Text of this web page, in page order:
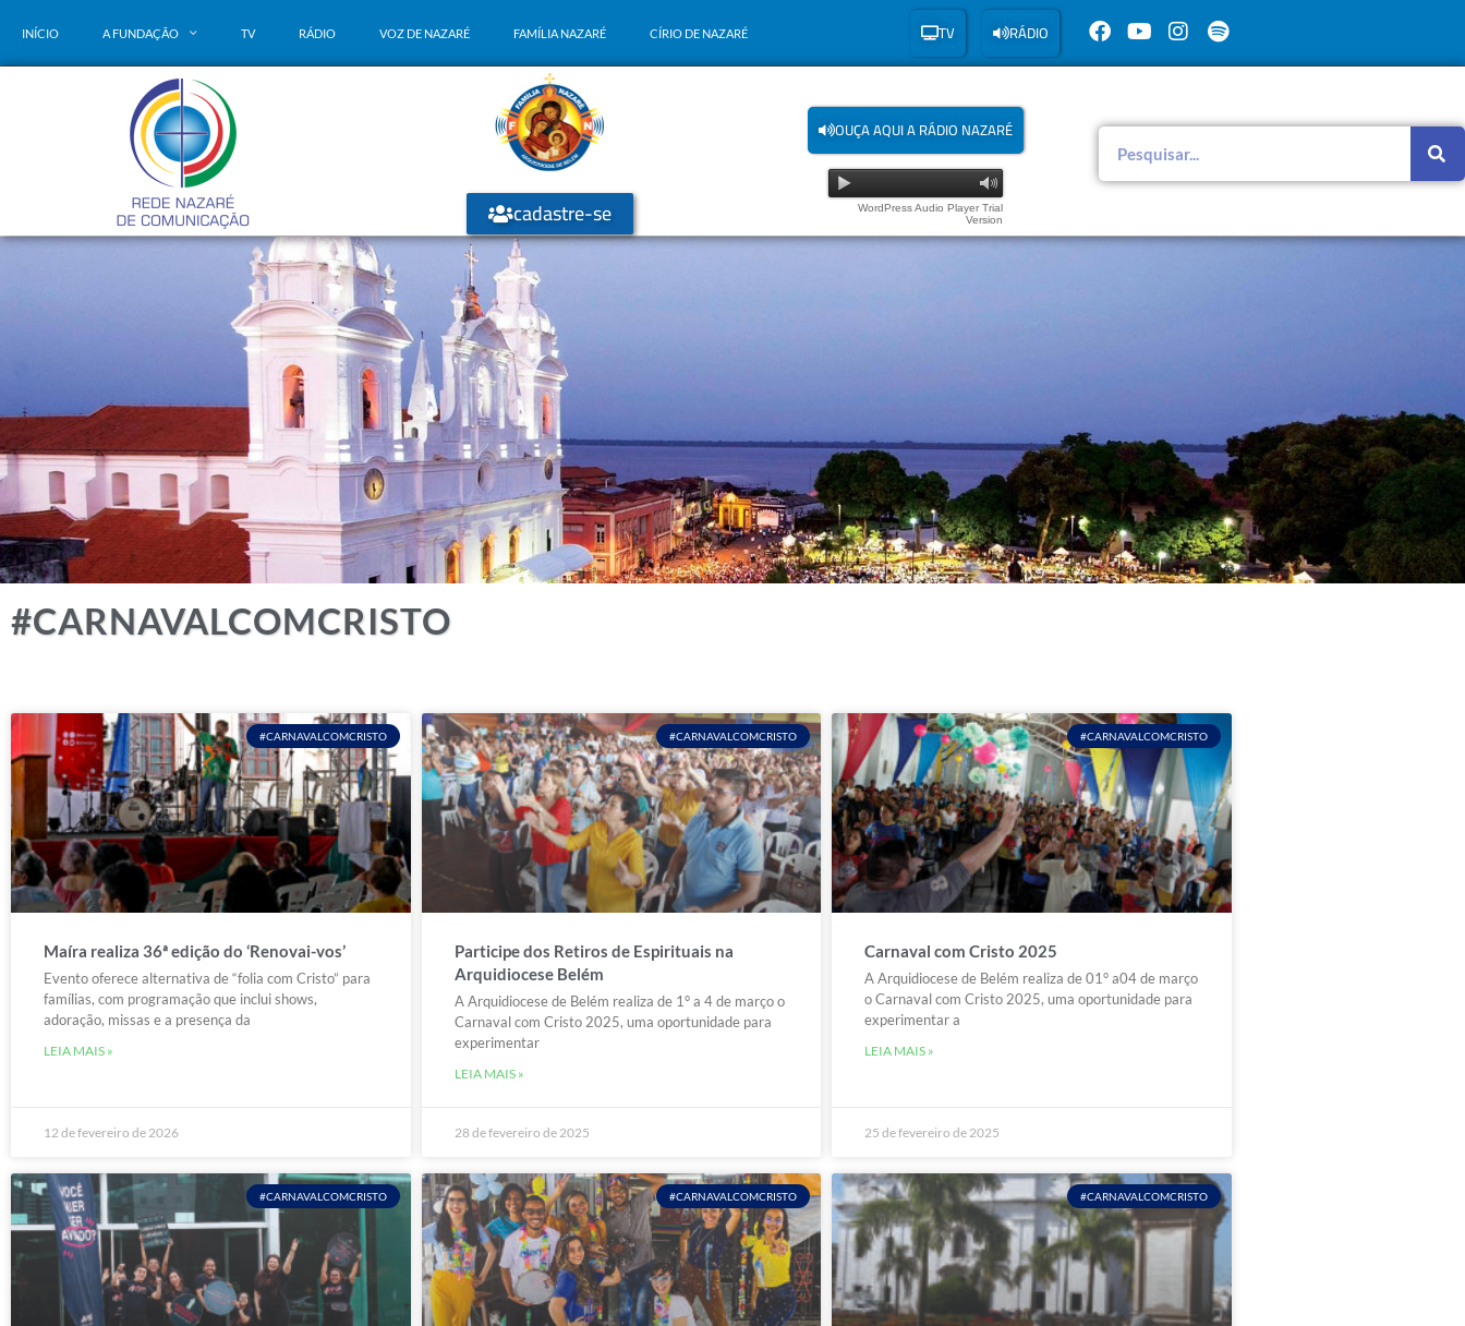
INÍCIO A FUNDAÇÃO TV RÁDIO VOZ DE NAZARÉ FAMÍLIA NAZARÉ CÍRIO DE NAZARÉ TV RÁDIO
cadastre-se
OUÇA AQUI A RÁDIO NAZARÉ
WordPress Audio Player Trial
Version
#CARNAVALCOMCRISTO
#CARNAVALCOMCRISTO
Maíra realiza 36ª edição do ‘Renovai-vos’
Evento oferece alternativa de “folia com Cristo” para
famílias, com programação que inclui shows,
adoração, missas e a presença da
LEIA MAIS »
12 de fevereiro de 2026
#CARNAVALCOMCRISTO
Participe dos Retiros de Espirituais na
Arquidiocese Belém
A Arquidiocese de Belém realiza de 1° a 4 de março o
Carnaval com Cristo 2025, uma oportunidade para
experimentar
LEIA MAIS »
28 de fevereiro de 2025
#CARNAVALCOMCRISTO
Carnaval com Cristo 2025
A Arquidiocese de Belém realiza de 01° a04 de março
o Carnaval com Cristo 2025, uma oportunidade para
experimentar a
LEIA MAIS »
25 de fevereiro de 2025
#CARNAVALCOMCRISTO #CARNAVALCOMCRISTO #CARNAVALCOMCRISTO